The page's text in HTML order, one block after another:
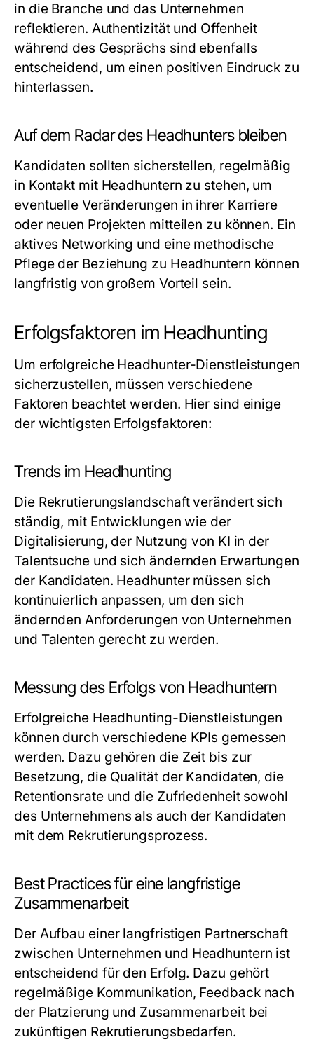
in die Branche und das Unternehmen
reflektieren. Authentizität und Offenheit
während des Gesprächs sind ebenfalls
entscheidend, um einen positiven Eindruck zu
hinterlassen.
Auf dem Radar des Headhunters bleiben
Kandidaten sollten sicherstellen, regelmäßig
in Kontakt mit Headhuntern zu stehen, um
eventuelle Veränderungen in ihrer Karriere
oder neuen Projekten mitteilen zu können. Ein
aktives Networking und eine methodische
Pflege der Beziehung zu Headhuntern können
langfristig von großem Vorteil sein.
Erfolgsfaktoren im Headhunting
Um erfolgreiche Headhunter-Dienstleistungen
sicherzustellen, müssen verschiedene
Faktoren beachtet werden. Hier sind einige
der wichtigsten Erfolgsfaktoren:
Trends im Headhunting
Die Rekrutierungslandschaft verändert sich
ständig, mit Entwicklungen wie der
Digitalisierung, der Nutzung von KI in der
Talentsuche und sich ändernden Erwartungen
der Kandidaten. Headhunter müssen sich
kontinuierlich anpassen, um den sich
ändernden Anforderungen von Unternehmen
und Talenten gerecht zu werden.
Messung des Erfolgs von Headhuntern
Erfolgreiche Headhunting-Dienstleistungen
können durch verschiedene KPIs gemessen
werden. Dazu gehören die Zeit bis zur
Besetzung, die Qualität der Kandidaten, die
Retentionsrate und die Zufriedenheit sowohl
des Unternehmens als auch der Kandidaten
mit dem Rekrutierungsprozess.
Best Practices für eine langfristige
Zusammenarbeit
Der Aufbau einer langfristigen Partnerschaft
zwischen Unternehmen und Headhuntern ist
entscheidend für den Erfolg. Dazu gehört
regelmäßige Kommunikation, Feedback nach
der Platzierung und Zusammenarbeit bei
zukünftigen Rekrutierungsbedarfen.